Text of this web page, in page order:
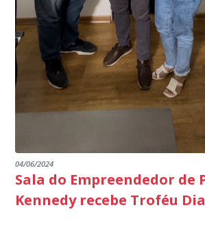
04/06/2024
Sala do Empreendedor de
Kennedy recebe Troféu